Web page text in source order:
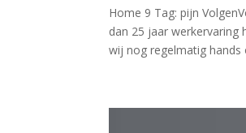
Home 9 Tag: pijn
dan 25 jaar werkervaring
wij nog regelmatig hands